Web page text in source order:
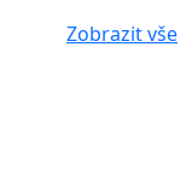
Zobrazit vše